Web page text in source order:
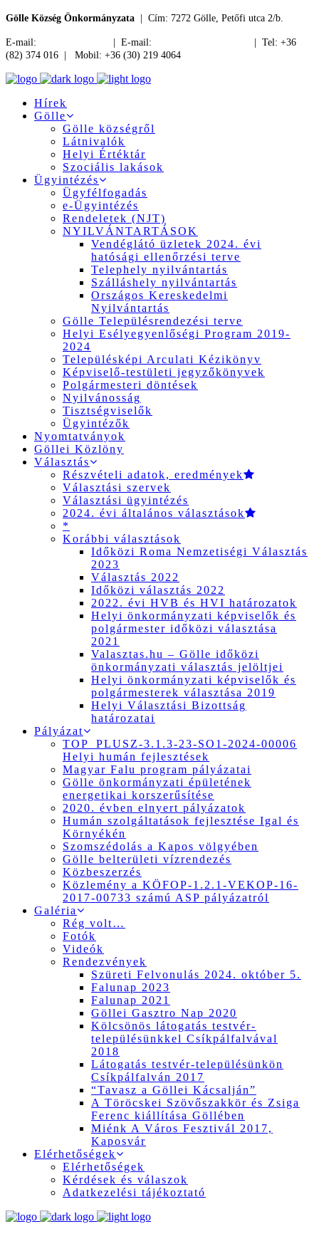
Gölle Község Önkormányzata | Cím: 7272 Gölle, Petőfi utca 2/b.
E-mail: | E-mail:
| Tel: +36
(82) 374 016 | Mobil: +36 (30) 219 4064
Hírek
Gölle
Gölle községről
Látnivalók
Helyi Értéktár
Szociális lakások
Ügyintézés
Ügyfélfogadás
e-Ügyintézés
Rendeletek (NJT)
NYILVÁNTARTÁSOK
Vendéglátó üzletek 2024. évi
hatósági ellenőrzési terve
Telephely nyilvántartás
Szálláshely nyilvántartás
Országos Kereskedelmi
Nyilvántartás
Gölle Településrendezési terve
Helyi Esélyegyenlőségi Program 2019-
2024
Településképi Arculati Kézikönyv
Képviselő-testületi jegyzőkönyvek
Polgármesteri döntések
Nyilvánosság
Tisztségviselők
Ügyintézők
Nyomtatványok
Göllei Közlöny
Választás
Részvételi adatok, eredmények
Választási szervek
Választási ügyintézés
2024. évi általános választások
*
Korábbi választások
Időközi Roma Nemzetiségi Választás
2023
Választás 2022
Időközi választás 2022
2022. évi HVB és HVI határozatok
Helyi önkormányzati képviselők és
polgármester időközi választása
2021
Valasztas.hu – Gölle időközi
önkormányzati választás jelöltjei
Helyi önkormányzati képviselők és
polgármesterek választása 2019
Helyi Választási Bizottság
határozatai
Pályázat
TOP_PLUSZ-3.1.3-23-SO1-2024-00006
Helyi humán fejlesztések
Magyar Falu program pályázatai
Gölle önkormányzati épületének
energetikai korszerűsítése
2020. évben elnyert pályázatok
Humán szolgáltatások fejlesztése Igal és
Környékén
Szomszédolás a Kapos völgyében
Gölle belterületi vízrendezés
Közbeszerzés
Közlemény a KÖFOP-1.2.1-VEKOP-16-
2017-00733 számú ASP pályázatról
Galéria
Rég volt…
Fotók
Videók
Rendezvények
Szüreti Felvonulás 2024. október 5.
Falunap 2023
Falunap 2021
Göllei Gasztro Nap 2020
Kölcsönös látogatás testvér-
településünkkel Csíkpálfalvával
2018
Látogatás testvér-településünkön
Csíkpálfalván 2017
“Tavasz a Göllei Kácsalján”
A Töröcskei Szövőszakkör és Zsiga
Ferenc kiállítása Göllében
Miénk A Város Fesztivál 2017,
Kaposvár
Elérhetőségek
Elérhetőségek
Kérdések és válaszok
Adatkezelési tájékoztató